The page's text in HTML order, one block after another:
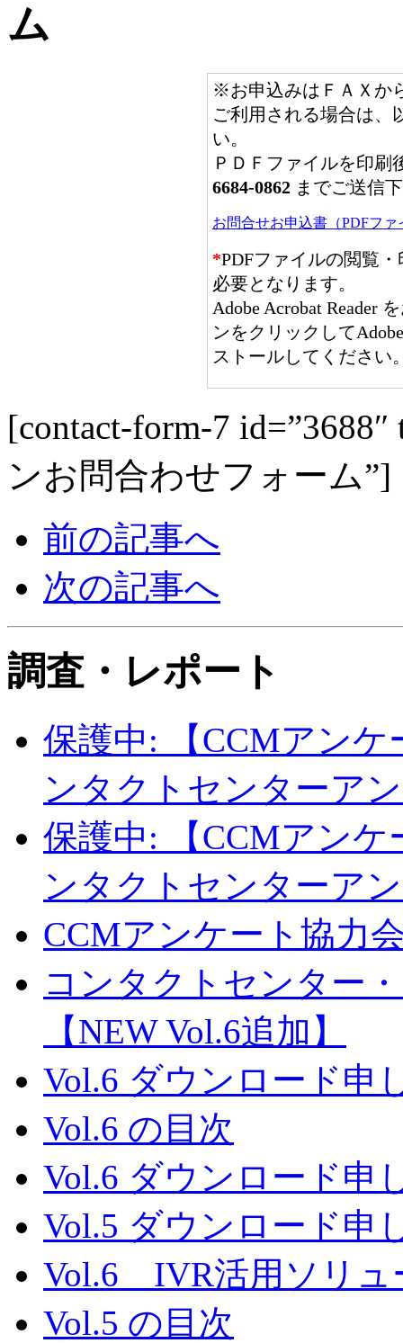
ム
※お申込みはＦＡＸか
ご利用される場合は、
い。
ＰＤＦファイルを印刷
6684-0862 までご送信
お問合せお申込書（PDFファ
*PDFファイルの閲覧・
必要となります。
Adobe Acrobat Reader
ンをクリックして
ストールしてください
[contact-form-7
ンお問合わせフォーム”]
前の記事へ
次の記事へ
調査・レポート
保護中: 【CCMアン
ンタクトセンターア
保護中: 【CCMアン
ンタクトセンターア
CCMアンケート協力
コンタクトセンター
【NEW Vol.6追加】
Vol.6 ダウンロード申
Vol.6 の目次
Vol.6 ダウンロード申
Vol.5 ダウンロード申
Vol.6 IVR活用ソリュ
Vol.5 の目次